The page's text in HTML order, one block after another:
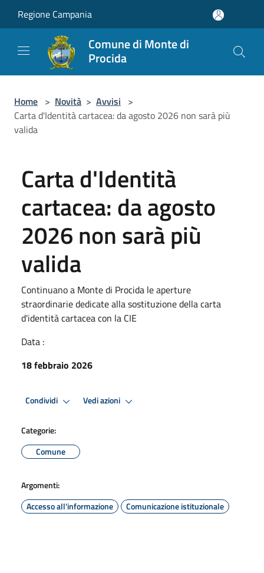
Regione Campania
Comune di Monte di
Procida
Home > Novità > Avvisi >
Carta d'Identità cartacea: da agosto 2026 non sarà più
valida
Carta d'Identità
cartacea: da agosto
2026 non sarà più
valida
Continuano a Monte di Procida le aperture
straordinarie dedicate alla sostituzione della carta
d'identità cartacea con la CIE
Data :
18 febbraio 2026
Condividi Vedi azioni
Categorie:
Comune
Argomenti:
Accesso all'informazione
Comunicazione istituzionale